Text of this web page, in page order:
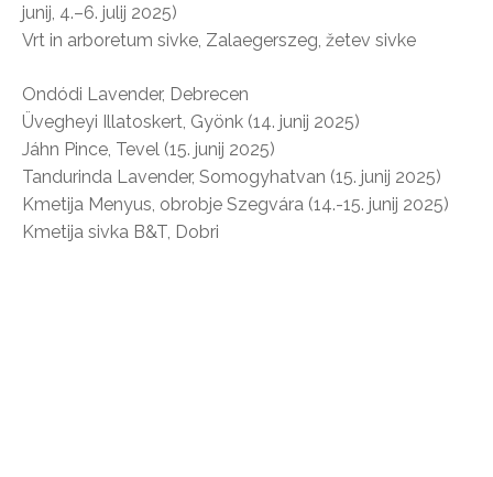
junij, 4.–6. julij 2025)
Vrt in arboretum sivke, Zalaegerszeg, žetev sivke
Ondódi Lavender, Debrecen
Üvegheyi Illatoskert, Gyönk (14. junij 2025)
Jáhn Pince, Tevel (15. junij 2025)
Tandurinda Lavender, Somogyhatvan (15. junij 2025)
Kmetija Menyus, obrobje Szegvára (14.-15. junij 2025)
Kmetija sivka B&T, Dobri